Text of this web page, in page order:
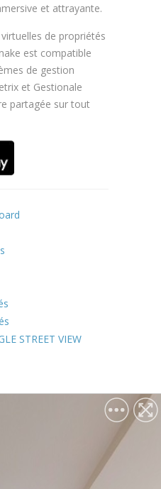
et attrayante.
de propriétés
est compatible
de gestion
et Gestionale
partagée sur tout
STREET VIEW